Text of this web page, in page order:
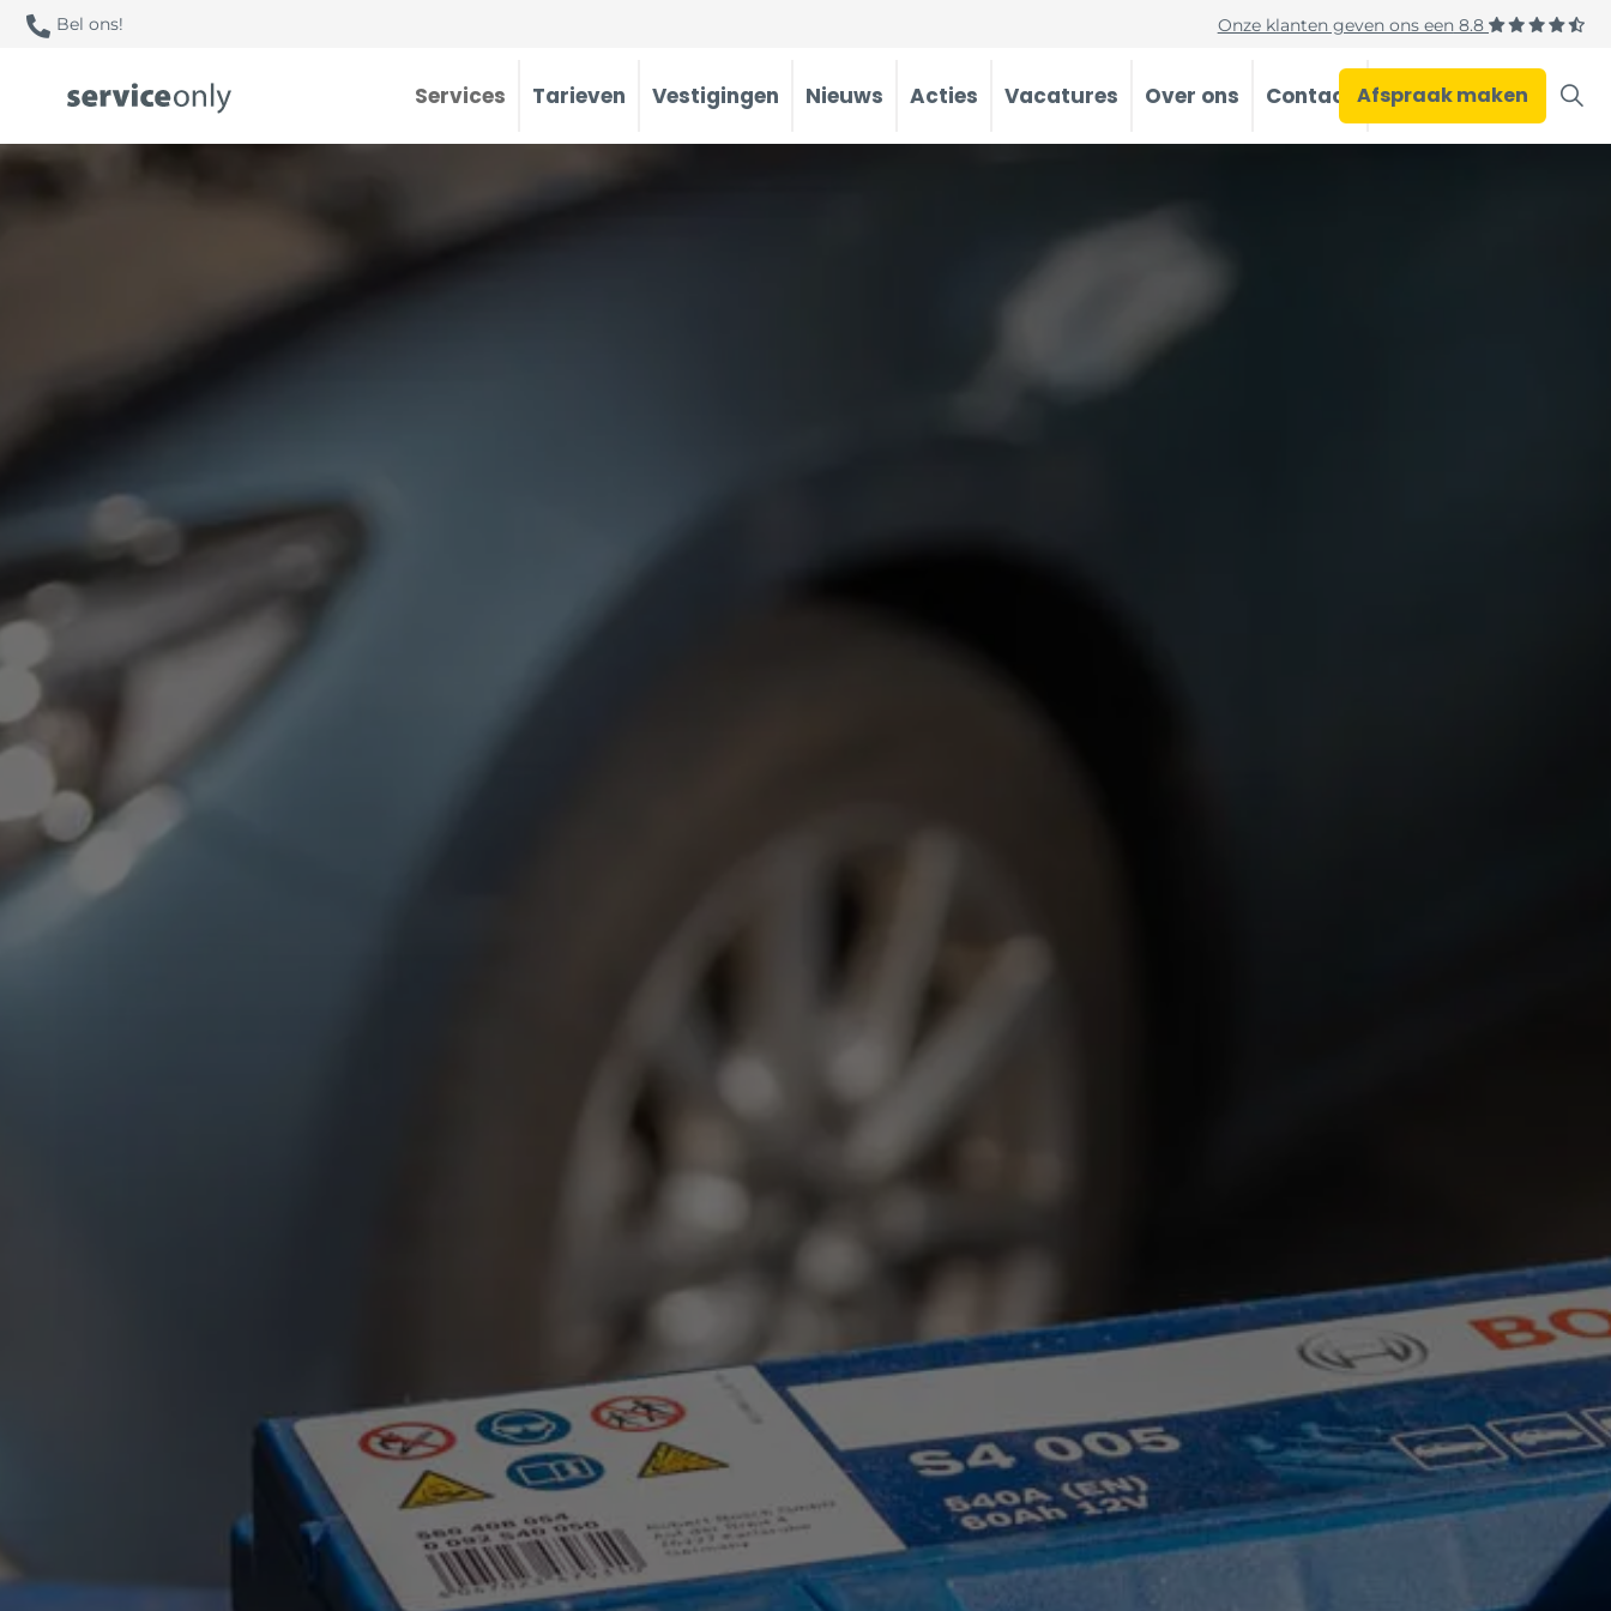
Bel ons! Onze klanten geven ons een8.8
Services Tarieven Vestigingen Nieuws Acties Vacatures Over ons Contact Occasions
Afspraak maken